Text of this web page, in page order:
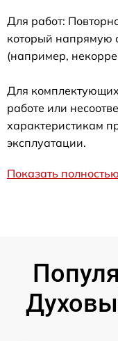
Для работ:
который напрямую
(например,
Для
работе или
характеристикам
эксплуатации.
Показать полностью